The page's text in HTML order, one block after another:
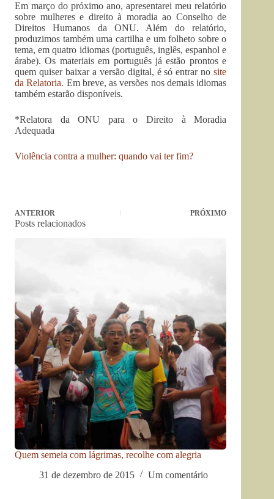
Em março do próximo ano, apresentarei meu relatório
sobre mulheres e direito à moradia ao Conselho de
Direitos Humanos da ONU. Além do relatório,
produzimos também uma cartilha e um folheto sobre o
tema, em quatro idiomas (português, inglês, espanhol e
árabe). Os materiais em português já estão prontos e
quem quiser baixar a versão digital, é só entrar nosite
da Relatoria. Em breve, as versões nos demais idiomas
também estarão disponíveis.
*Relatora da ONU para o Direito à Moradia
Adequada
Violência contra a mulher: quando vai ter fim?
ANTERIOR PRÓXIMO
Posts relacionados
Quem semeia com lágrimas, recolhe com alegria
31 de dezembro de 2015
Um comentário